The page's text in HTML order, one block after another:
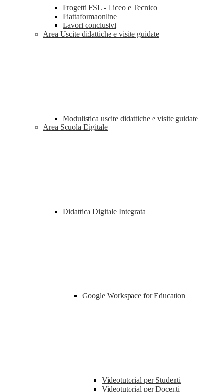
Progetti FSL - Liceo e Tecnico
Piattaformaonline
Lavori conclusivi
Area Uscite didattiche e visite guidate
Modulistica uscite didattiche e visite guidate
Area Scuola Digitale
Didattica Digitale Integrata
Google Workspace for Education
Videotutorial per Studenti
Videotutorial per Docenti